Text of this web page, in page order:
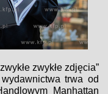
zwykłe zdjęcia”
trwa od
Manhattan